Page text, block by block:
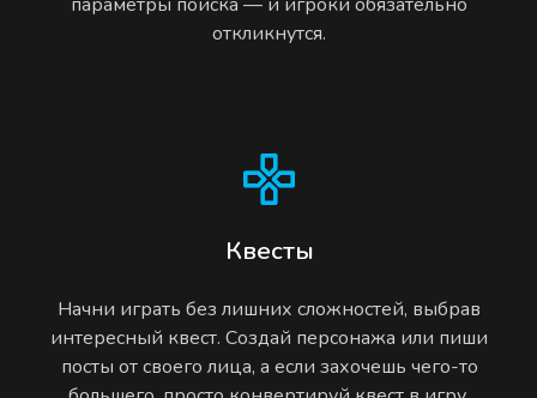
откликнутся.
Квесты
Начни играть без лишних сложностей, выбрав
интересный квест. Создай персонажа или пиши
посты от своего лица, а если захочешь чего-то